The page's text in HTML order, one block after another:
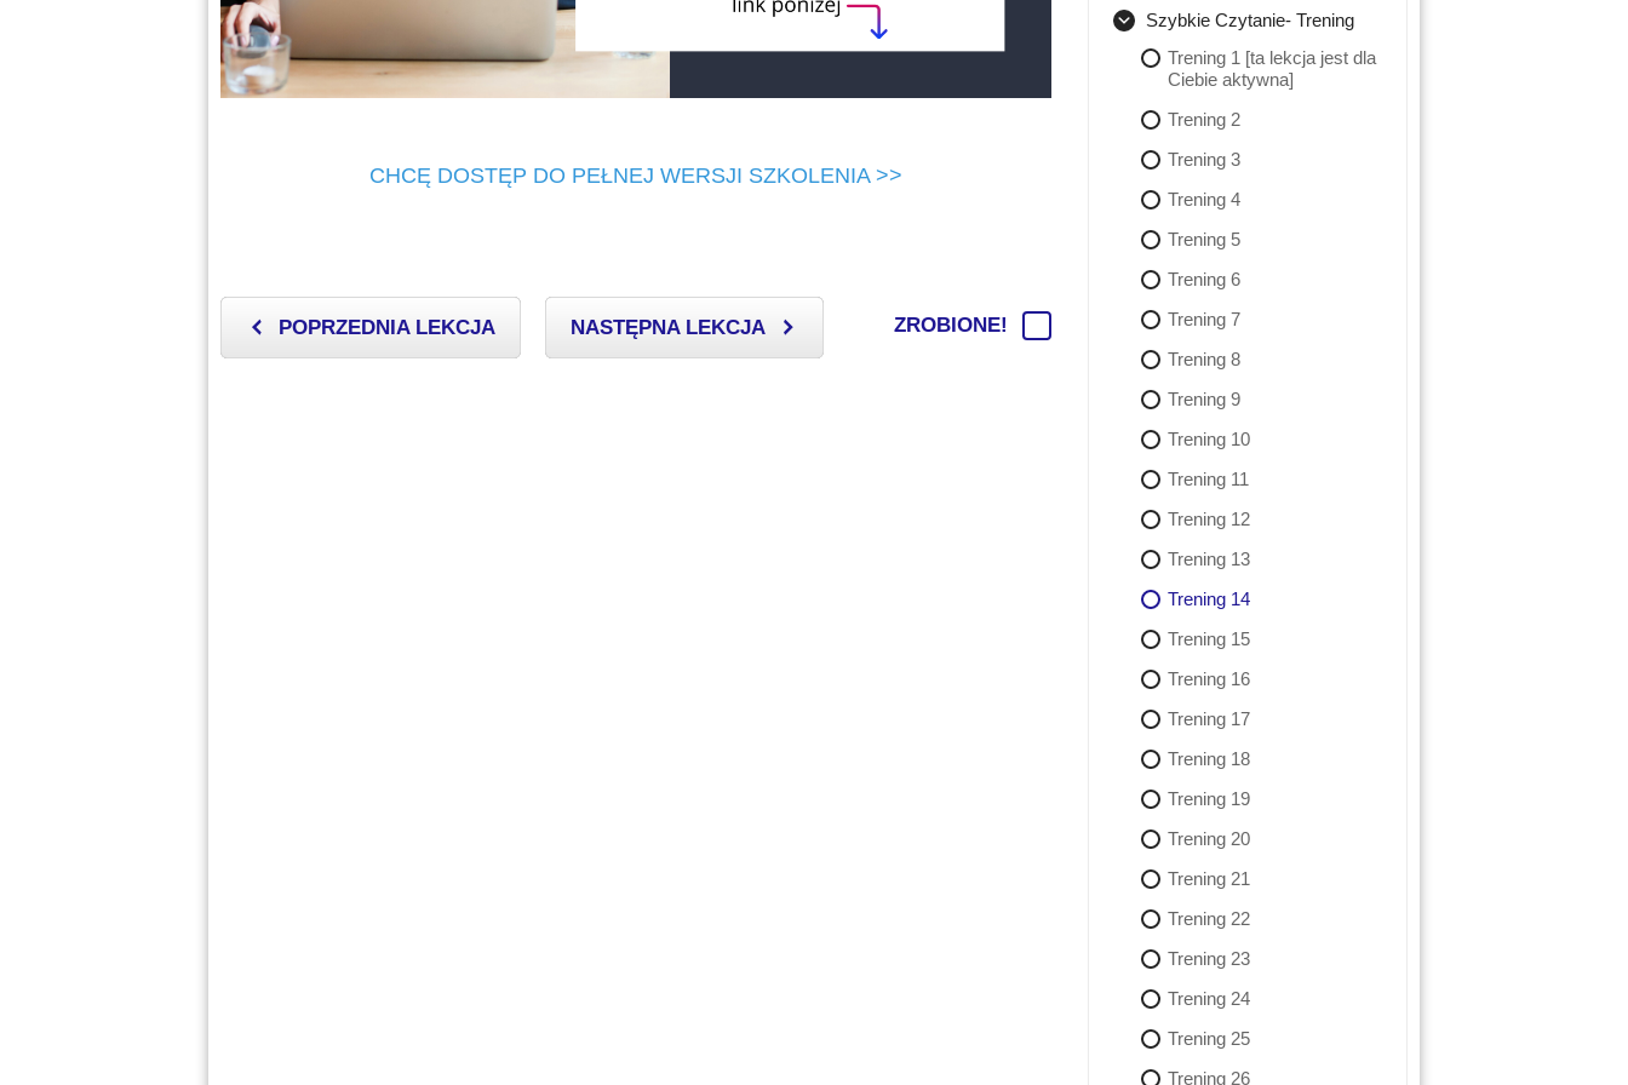
CHCĘ DOSTĘP DO PEŁNEJ WERSJI SZKOLENIA >>
ZROBIONE!
POPRZEDNIA LEKCJA NASTĘPNA LEKCJA
jednocześnie [ta lekcja jest
dla Ciebie aktywna]
Maile motywujące
Lekcja 2
Lekcja 3
Lekcja 4
Lekcja 5
polega [ta lekcja jest dla
Trening 1
Trening 2
Trening 3
Trening 4
Trening 5
Trening 6
Trening 7
Szybkie Czytanie- Trening
Trening 1 [ta lekcja jest dla
Ciebie aktywna]
Trening 2
Trening 3
Trening 4
Trening 5
Trening 6
Trening 7
Trening 8
Trening 9
Trening 10
Trening 11
Trening 12
Trening 13
Trening 14
Trening 15
Trening 16
Trening 17
Trening 18
Trening 19
Trening 20
Trening 21
Trening 22
Trening 23
Trening 24
Trening 25
Trening 26